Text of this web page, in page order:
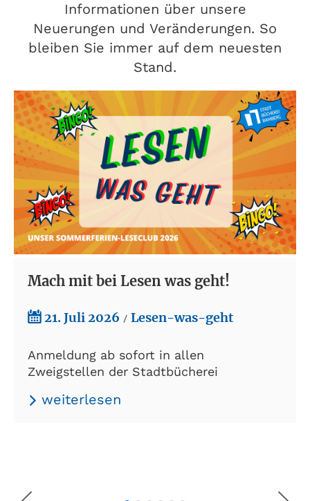
Informationen über unsere
Neuerungen und Veränderungen. So
bleiben Sie immer auf dem neuesten
Stand.
Mach mit bei Lesen was geht!
21. Juli 2026 / Lesen-was-geht
Anmeldung ab sofort in allen
Zweigstellen der Stadtbücherei
weiterlesen